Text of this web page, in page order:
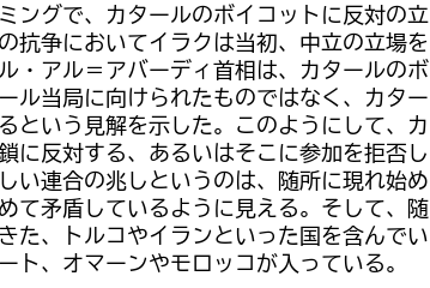
ングで、カタールのボイコットに反対の立
抗争においてイラクは当初、中立の立場を
・アル＝アバーディ首相は、カタールのボ
ル当局に向けられたものではなく、カター
という見解を示した。このようにして、カ
に反対する、あるいはそこに参加を拒否し
い連合の兆しというのは、随所に現れ始め
て矛盾しているように見える。そして、随
た、トルコやイランといった国を含んでい
ト、オマーンやモロッコが入っている。